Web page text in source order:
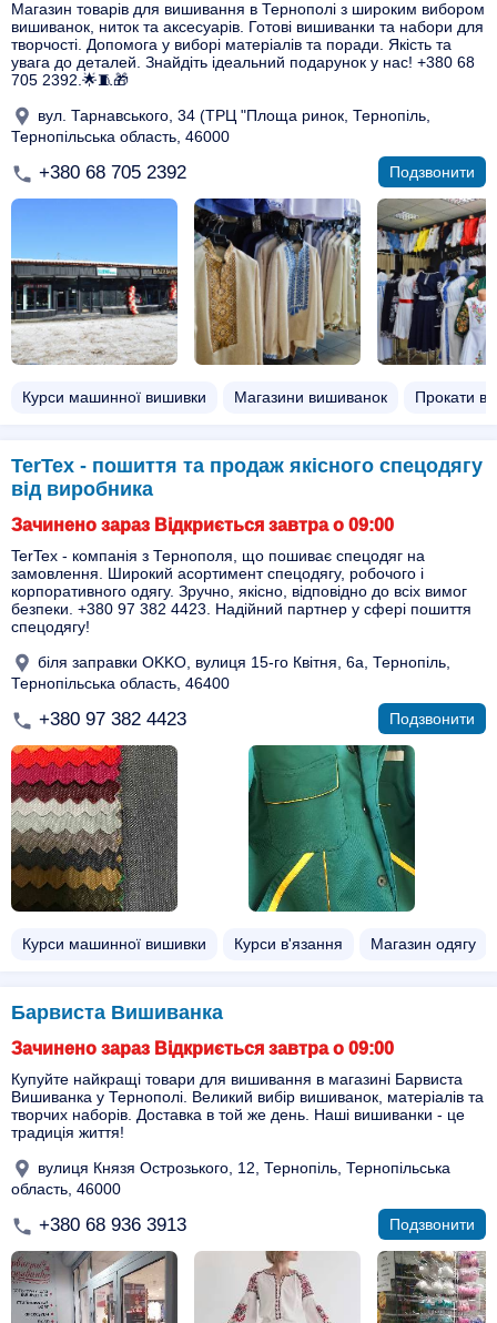
Магазин товарів для вишивання в Тернополі з широким вибором
вишиванок, ниток та аксесуарів. Готові вишиванки та набори для
творчості. Допомога у виборі матеріалів та поради. Якість та
увага до деталей. Знайдіть ідеальний подарунок у нас! +380 68
705 2392.🌟🧵🎁
вул. Тарнавського, 34 (ТРЦ "Площа ринок, Тернопіль,
Тернопільська область, 46000
+380 68 705 2392 Подзвонити
Курси машинної вишивки Магазини вишиванок Прокати
TerTex - пошиття та продаж якісного спецодягу
від виробника
Зачинено зараз Відкриється завтра о 09:00
TerTex - компанія з Тернополя, що пошиває спецодяг на
замовлення. Широкий асортимент спецодягу, робочого і
корпоративного одягу. Зручно, якісно, відповідно до всіх вимог
безпеки. +380 97 382 4423. Надійний партнер у сфері пошиття
спецодягу!
біля заправки OKKO, вулиця 15-го Квітня, 6а, Тернопіль,
Тернопільська область, 46400
+380 97 382 4423 Подзвонити
Курси машинної вишивки Курси в'язання Магазин одягу
Барвиста Вишиванка
Зачинено зараз Відкриється завтра о 09:00
Купуйте найкращі товари для вишивання в магазині Барвиста
Вишиванка у Тернополі. Великий вибір вишиванок, матеріалів та
творчих наборів. Доставка в той же день. Наші вишиванки - це
традиція життя!
вулиця Князя Острозького, 12, Тернопіль, Тернопільська
область, 46000
+380 68 936 3913 Подзвонити